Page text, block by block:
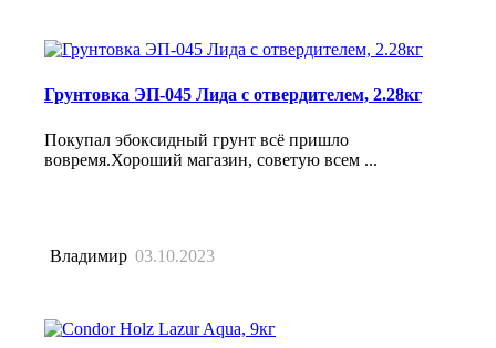
Грунтовка ЭП-045 Лида с отвердителем, 2.28кг
Покупал эбоксидный грунт всё пришло
вовремя.Хороший магазин, советую всем ...
Владимир 03.10.2023